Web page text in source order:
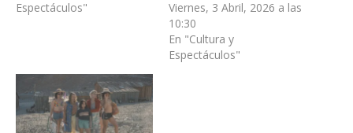
Espectáculos"
Viernes, 3 Abril, 2026 a las
10:30
En "Cultura y
Espectáculos"